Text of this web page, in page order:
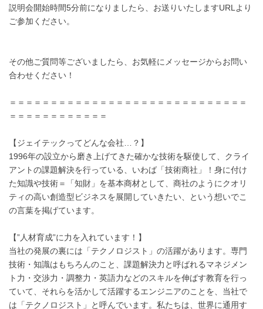
説明会開始時間5分前になりましたら、お送りいたしますURLより
ご参加ください。
その他ご質問等ございましたら、お気軽にメッセージからお問い
合わせください！
＝＝＝＝＝＝＝＝＝＝＝＝＝＝＝＝＝＝＝＝＝＝＝＝＝＝＝＝＝
＝＝＝＝＝＝＝＝＝＝＝＝
【ジェイテックってどんな会社…？】
1996年の設立から磨き上げてきた確かな技術を駆使して、クライ
アントの課題解決を行っている、いわば「技術商社」！身に付け
た知識や技術＝「知財」を基本商材として、商社のようにクオリ
ティの高い創造型ビジネスを展開していきたい、という想いでこ
の言葉を掲げています。
【”人材育成”に力を入れています！】
当社の発展の裏には「テクノロジスト」の活躍があります。専門
技術・知識はもちろんのこと、課題解決力と呼ばれるマネジメン
ト力・交渉力・調整力・英語力などのスキルを伸ばす教育を行っ
ていて、それらを活かして活躍するエンジニアのことを、当社で
は「テクノロジスト」と呼んでいます。私たちは、世界に通用す